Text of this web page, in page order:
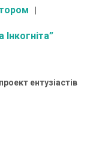
ентузіастів